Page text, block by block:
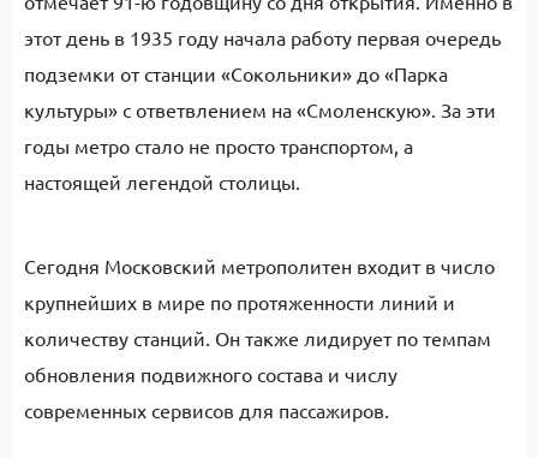
этот день в 1935 году начала работу первая очередь
подземки от станции «Сокольники» до «Парка
культуры» с ответвлением на «Смоленскую». За эти
годы метро стало не просто транспортом, а
настоящей легендой столицы.
Сегодня Московский метрополитен входит в число
крупнейших в мире по протяженности линий и
количеству станций. Он также лидирует по темпам
обновления подвижного состава и числу
современных сервисов для пассажиров.